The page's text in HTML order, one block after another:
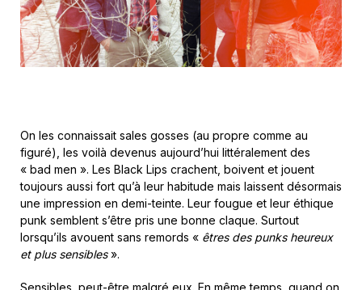
On les connaissait sales gosses (au propre comme au
figuré), les voilà devenus aujourd’hui littéralement des
« bad men ». Les Black Lips crachent, boivent et jouent
toujours aussi fort qu’à leur habitude mais laissent désormais
une impression en demi-teinte. Leur fougue et leur éthique
punk semblent s’être pris une bonne claque. Surtout
lorsqu’ils avouent sans remords « êtres des punks heureux
et plus sensibles».
Sensibles, peut-être malgré eux. En même temps, quand on